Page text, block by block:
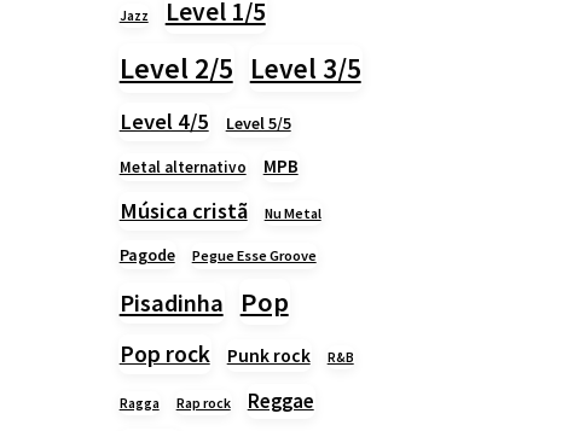
Jazz Level 1/5
Level 2/5 Level 3/5
Level 4/5 Level 5/5
Metal alternativo MPB
Música cristã Nu Metal
Pagode Pegue Esse Groove
Pisadinha Pop
Pop rock Punk rock R&B
Ragga Rap rock Reggae